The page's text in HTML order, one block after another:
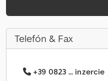
Telefón & Fax
+39 0823 ... inzercie